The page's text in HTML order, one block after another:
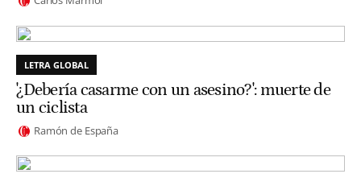
LETRA GLOBAL
'¿Debería casarme con un asesino?': muerte de
un ciclista
Ramón de España